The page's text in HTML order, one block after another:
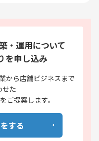
・運用について
を申し込み
から店舗ビジネスまで
せた
ご提案します。
する